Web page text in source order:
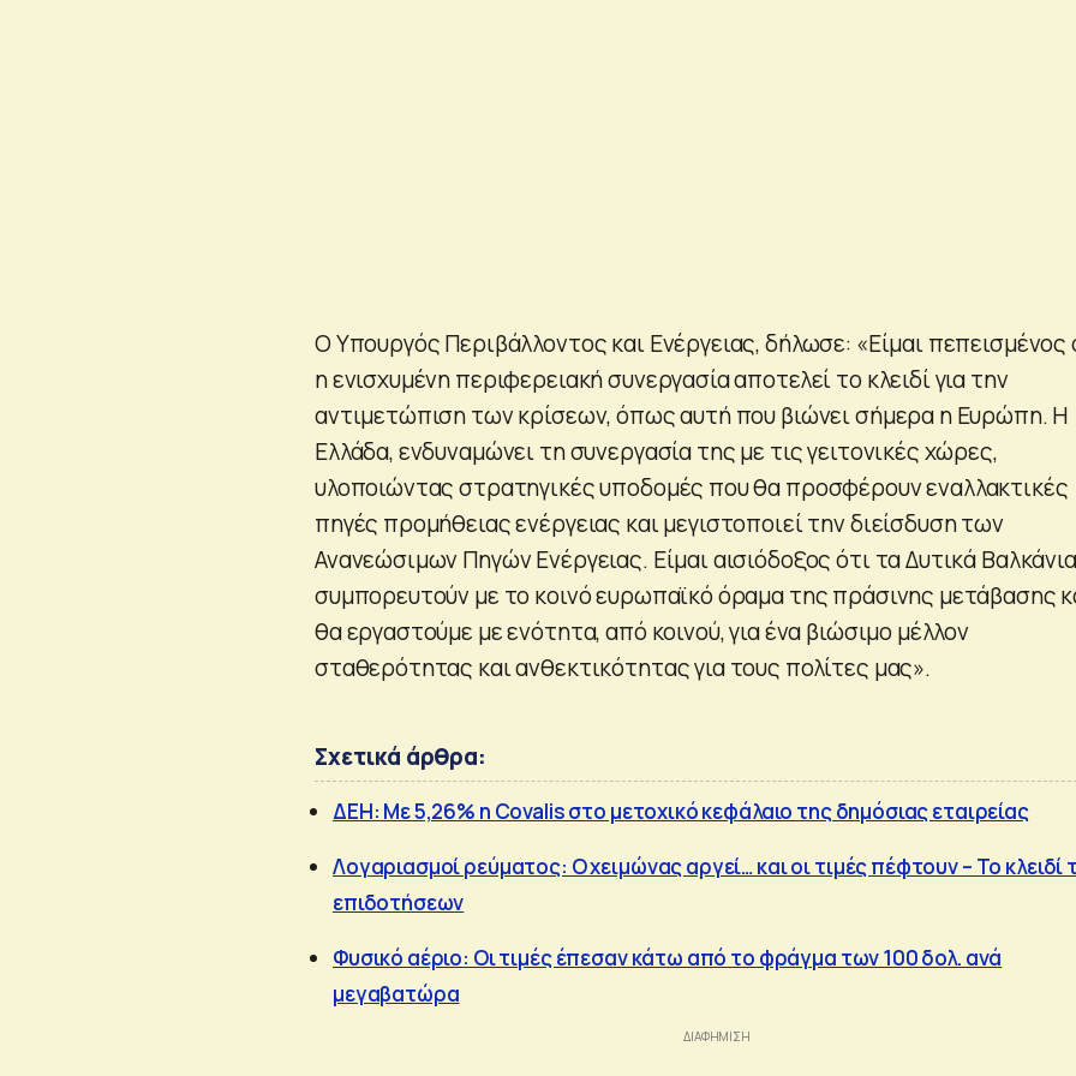
Ο Υπουργός Περιβάλλοντος και Ενέργειας, δήλωσε: «Είμαι πεπεισμένος
η ενισχυμένη περιφερειακή συνεργασία αποτελεί το κλειδί για την
αντιμετώπιση των κρίσεων, όπως αυτή που βιώνει σήμερα η Ευρώπη. Η
Ελλάδα, ενδυναμώνει τη συνεργασία της με τις γειτονικές χώρες,
υλοποιώντας στρατηγικές υποδομές που θα προσφέρουν εναλλακτικές
πηγές προμήθειας ενέργειας και μεγιστοποιεί την διείσδυση των
Ανανεώσιμων Πηγών Ενέργειας. Είμαι αισιόδοξος ότι τα Δυτικά
συμπορευτούν με το κοινό ευρωπαϊκό όραμα της πράσινης μετάβασης
θα εργαστούμε με ενότητα, από κοινού, για ένα βιώσιμο μέλλον
σταθερότητας και ανθεκτικότητας για τους πολίτες μας».
Σχετικά άρθρα:
ΔΕΗ: Με 5,26% η Covalis στο μετοχικό κεφάλαιο της δημόσιας εταιρείας
Λογαριασμοί ρεύματος: Ο χειμώνας αργεί… και οι τιμές πέφτουν – Το κλειδί
επιδοτήσεων
Φυσικό αέριο: Οι τιμές έπεσαν κάτω από το φράγμα των 100 δολ. ανά
μεγαβατώρα